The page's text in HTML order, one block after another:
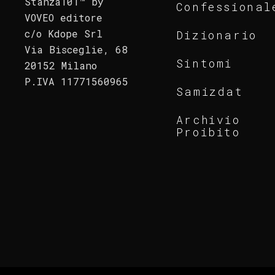
VOVEO editore
c/o Kdope Srl
Via Bisceglie, 68
20152 Milano
P.IVA 11771560965
Dizionario
Sintomi
Samizdat
Archivio
Proibito